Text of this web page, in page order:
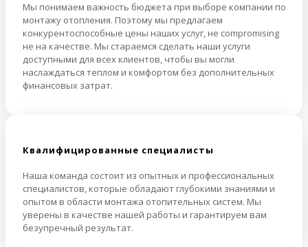
Мы понимаем важность бюджета при выборе компании по
монтажу отопления. Поэтому мы предлагаем
конкурентоспособные цены наших услуг, не compromising
не на качестве. Мы стараемся сделать наши услуги
доступными для всех клиентов, чтобы вы могли
наслаждаться теплом и комфортом без дополнительных
финансовых затрат.
Квалифицированные специалисты
Наша команда состоит из опытных и профессиональных
специалистов, которые обладают глубокими знаниями и
опытом в области монтажа отопительных систем. Мы
уверены в качестве нашей работы и гарантируем вам
безупречный результат.